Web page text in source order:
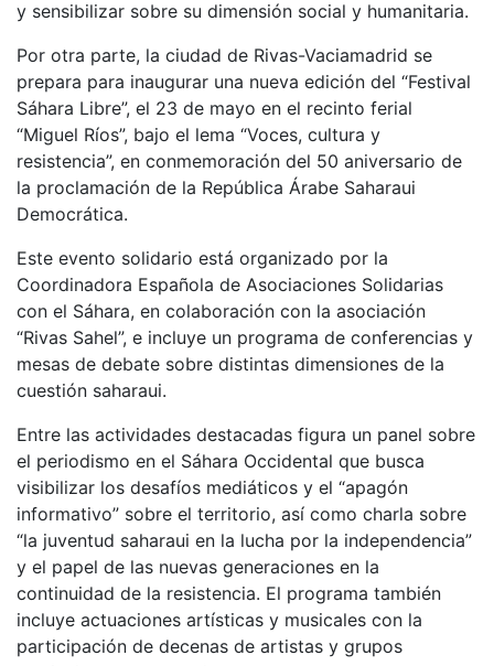
y sensibilizar sobre su dimensión social y humanitaria.
Por otra parte, la ciudad de Rivas-Vaciamadrid se
prepara para inaugurar una nueva edición del “Festival
Sáhara Libre”, el 23 de mayo en el recinto ferial
“Miguel Ríos”, bajo el lema “Voces, cultura y
resistencia”, en conmemoración del 50 aniversario de
la proclamación de la República Árabe Saharaui
Democrática.
Este evento solidario está organizado por la
Coordinadora Española de Asociaciones Solidarias
con el Sáhara, en colaboración con la asociación
“Rivas Sahel”, e incluye un programa de conferencias y
mesas de debate sobre distintas dimensiones de la
cuestión saharaui.
Entre las actividades destacadas figura un panel sobre
el periodismo en el Sáhara Occidental que busca
visibilizar los desafíos mediáticos y el “apagón
informativo” sobre el territorio, así como charla sobre
“la juventud saharaui en la lucha por la independencia”
y el papel de las nuevas generaciones en la
continuidad de la resistencia. El programa también
incluye actuaciones artísticas y musicales con la
participación de decenas de artistas y grupos